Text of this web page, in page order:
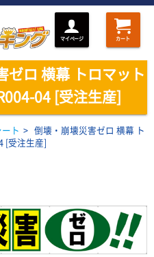
マイページ カート
ゼロ 横幕 トロマット
04 [受注生産]
ト > 倒壊・崩壊災害ゼロ 横幕 ト
[受注生産]